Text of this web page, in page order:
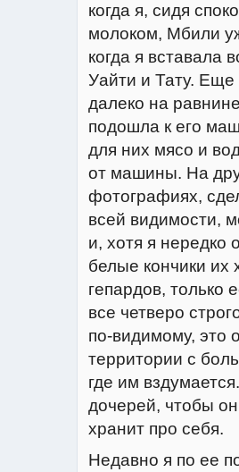
когда я, сидя
молоком, Мбили
когда я вставала
Уайти и Тату.
далеко на
подошла к его
для них мясо и
от машины. На
фотографиях,
всей видимости,
и, хотя я нередко
белые кончики их
гепардов, только
все четверо
по-видимому, это
территории с
где им
дочерей, чтобы
хранит про себя.
Недавно я по ее